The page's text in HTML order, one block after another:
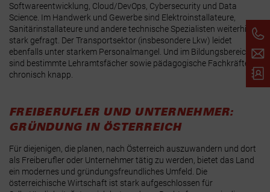
Softwareentwicklung, Cloud/DevOps, Cybersecurity und Data
Science. Im Handwerk und Gewerbe sind Elektroinstallateure,
Sanitärinstallateure und andere technische Spezialisten weiterhin
stark gefragt. Der Transportsektor (insbesondere Lkw) leidet
ebenfalls unter starkem Personalmangel. Und im Bildungsbereich
sind bestimmte Lehramtsfächer sowie pädagogische Fachkräfte
chronisch knapp.
FREIBERUFLER UND UNTERNEHMER:
GRÜNDUNG IN ÖSTERREICH
Für diejenigen, die planen, nach Österreich auszuwandern und dort
als Freiberufler oder Unternehmer tätig zu werden, bietet das Land
ein modernes und gründungsfreundliches Umfeld. Die
österreichische Wirtschaft ist stark aufgeschlossen für